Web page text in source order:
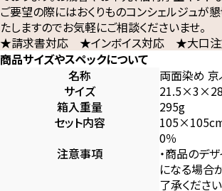
ご要望の際にはおくりものコンシェルジュが
たしますのでお気軽にご相談くださいませ。
★請求書対応 ★インボイス対応 ★大口注
商品サイズやスペックについて
名称
両面染め 京
サイズ
箱入重量
295g
セット内容
0％
注意事項
・商品のデ
になる場合
了承ください